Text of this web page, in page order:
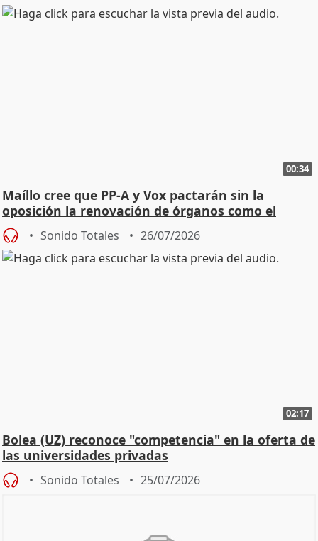
00:34
Maíllo cree que PP-A y Vox pactarán sin la
oposición la renovación de órganos como el
Defensor
Sonido Totales 26/07/2026
02:17
Bolea (UZ) reconoce "competencia" en la oferta de
las universidades privadas
Sonido Totales 25/07/2026